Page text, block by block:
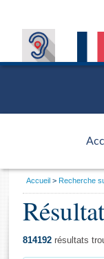
Vous
Accueil Recherche
814192 résultats